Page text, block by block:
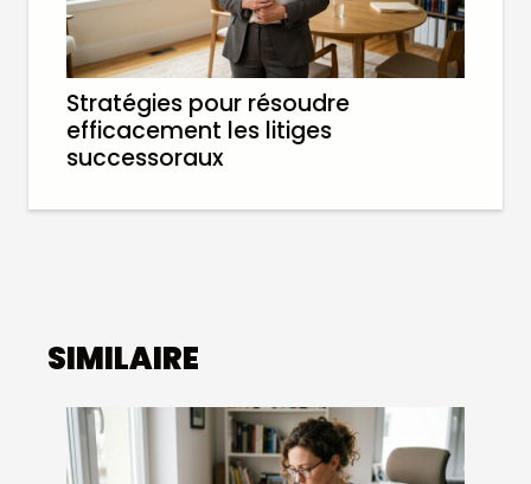
Stratégies pour résoudre
efficacement les litiges
successoraux
SIMILAIRE